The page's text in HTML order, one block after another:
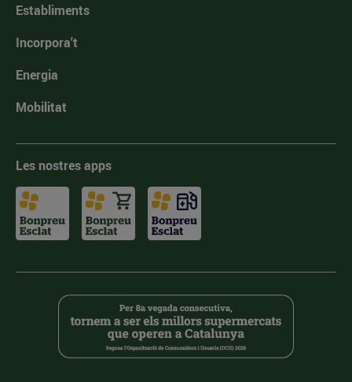
Establiments
Incorpora't
Energia
Mobilitat
Les nostres apps